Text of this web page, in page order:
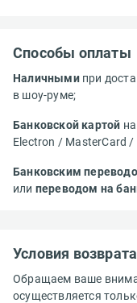
Способы оплаты
Наличнымипри
в шоу-руме;
Банковской картой
Electron / MasterCard /
Банковским
или переводом на
Условия возврата
Обращаем ваше
осуществляется